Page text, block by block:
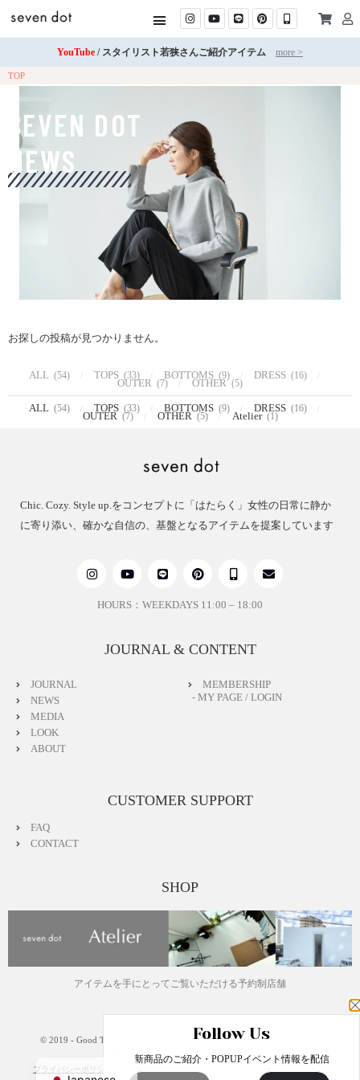
YouTube / スタイリスト若狭さんご紹介アイテム more >
TOP
SEVEN DOT
NEWS
お探しの投稿が見つかりません。
ALL (54) TOPS (33) BOTTOMS (9) DRESS (16)
OUTER (7) OTHER (5)
ALL (54) TOPS (33) BOTTOMS (9) DRESS (16)
OUTER (7) OTHER (5) Atelier (1)
Chic. Cozy. Style up.をコンセプトに「はたらく」女性の日常に静か
に寄り添い、確かな自信の、基盤となるアイテムを提案しています
HOURS：WEEKDAYS 11:00 – 18:00
JOURNAL & CONTENT
JOURNAL
NEWS
MEDIA
LOOK
ABOUT
MEMBERSHIP
- MY PAGE / LOGIN
CUSTOMER SUPPORT
FAQ
CONTACT
SHOP
アイテムを手にとってご覧いただける予約制店舗
© 2019 - Good Things, Inc.
プライバシーポリシー 運営会社
Follow Us
新商品のご紹介・POPUPイベント情報を配信